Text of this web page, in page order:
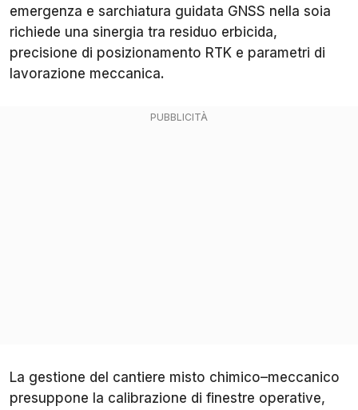
emergenza e sarchiatura guidata GNSS nella soia
richiede una sinergia tra residuo erbicida,
precisione di posizionamento RTK e parametri di
lavorazione meccanica.
La gestione del cantiere misto chimico–meccanico
presuppone la calibrazione di finestre operative,